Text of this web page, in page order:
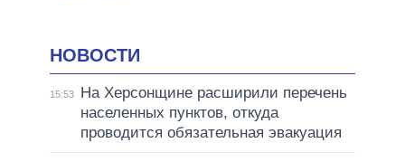
НОВОСТИ
15:53
На Херсонщине расширили перечень
населенных пунктов, откуда
проводится обязательная эвакуация